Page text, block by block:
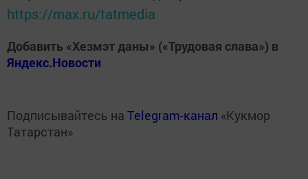
https://max.ru/tatmedia
Добавить «Хезмэт даны» («Трудовая слава») в
Яндекс.Новости
Подписывайтесь на Telegram-канал «Кукмор
Татарстан»